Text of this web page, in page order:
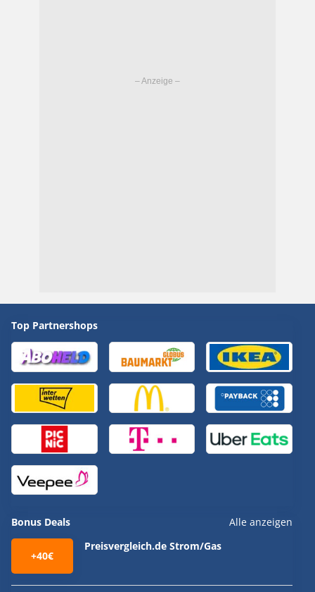
Top Partnershops
Bonus Deals Alle anzeigen
+40€
Preisvergleich.de Strom/Gas